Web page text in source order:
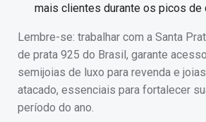
mais clientes durante os picos de
Lembre-se: trabalhar com a Santa
de prata 925 do Brasil, garante
semijoias de luxo para revenda e
atacado, essenciais para fortalecer
período do ano.